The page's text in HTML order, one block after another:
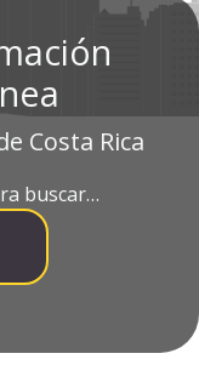
Costa Rica
buscar…